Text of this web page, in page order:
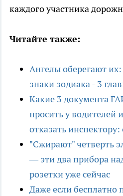
каждого участника
Читайте также:
Ангелы оберегают
знаки зодиака - 3
Какие 3 документа
просить у водителей
отказать
"Сжирают" четверть
— эти два прибора
розетки уже сейчас
Даже если бесплатно